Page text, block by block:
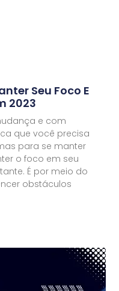
Seu Foco E
2023
e com
que você precisa
para se manter
o foco em seu
É por meio do
obstáculos